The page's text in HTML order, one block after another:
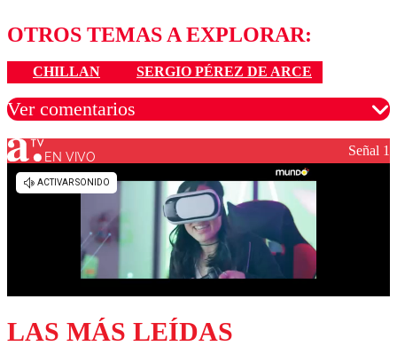
OTROS TEMAS A EXPLORAR:
CHILLAN SERGIO PÉREZ DE ARCE
Ver comentarios
Los comentarios son moderados para garantizar un
diálogo respetuoso.
EN VIVO Señal 1
LAS MÁS LEÍDAS